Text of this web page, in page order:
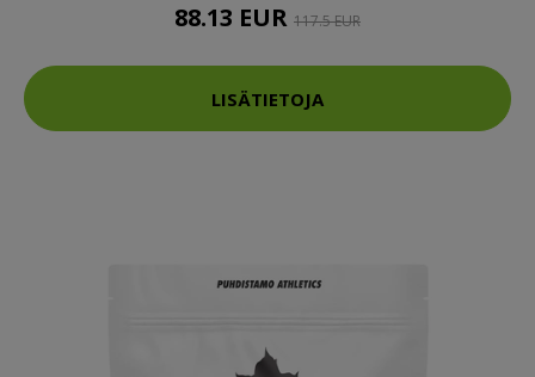
88.13 EUR 117.5 EUR
LISÄTIETOJA